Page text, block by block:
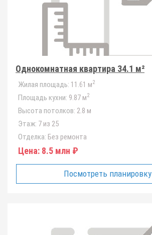
Однокомнатная квартира 34.1 м²
Жилая площадь: 11.61 м2
Площадь кухни: 9.87 м2
Высота потолков: 2.8 м
Этаж: 7 из 25
Отделка: Без ремонта
Цена: 8.5 млн ₽
Посмотреть планировку